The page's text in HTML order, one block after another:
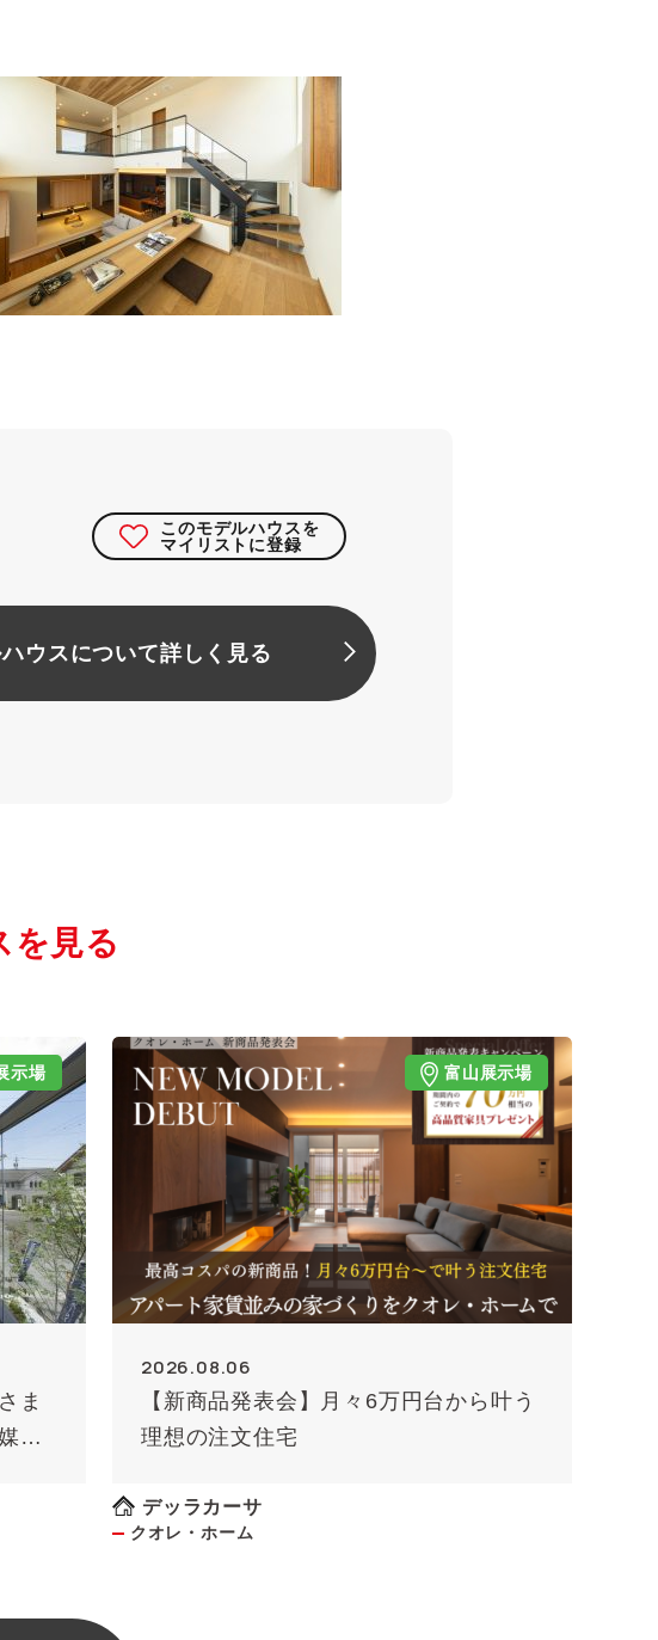
このモデルハウスを
マイリストに登録
ウスについて詳しく見る
を見る
示場
ま
外
富山展示場
2026.08.06
【新商品発表会】月々6万円台から叶う
理想の注文住宅
デッラカーサ
クオレ・ホーム